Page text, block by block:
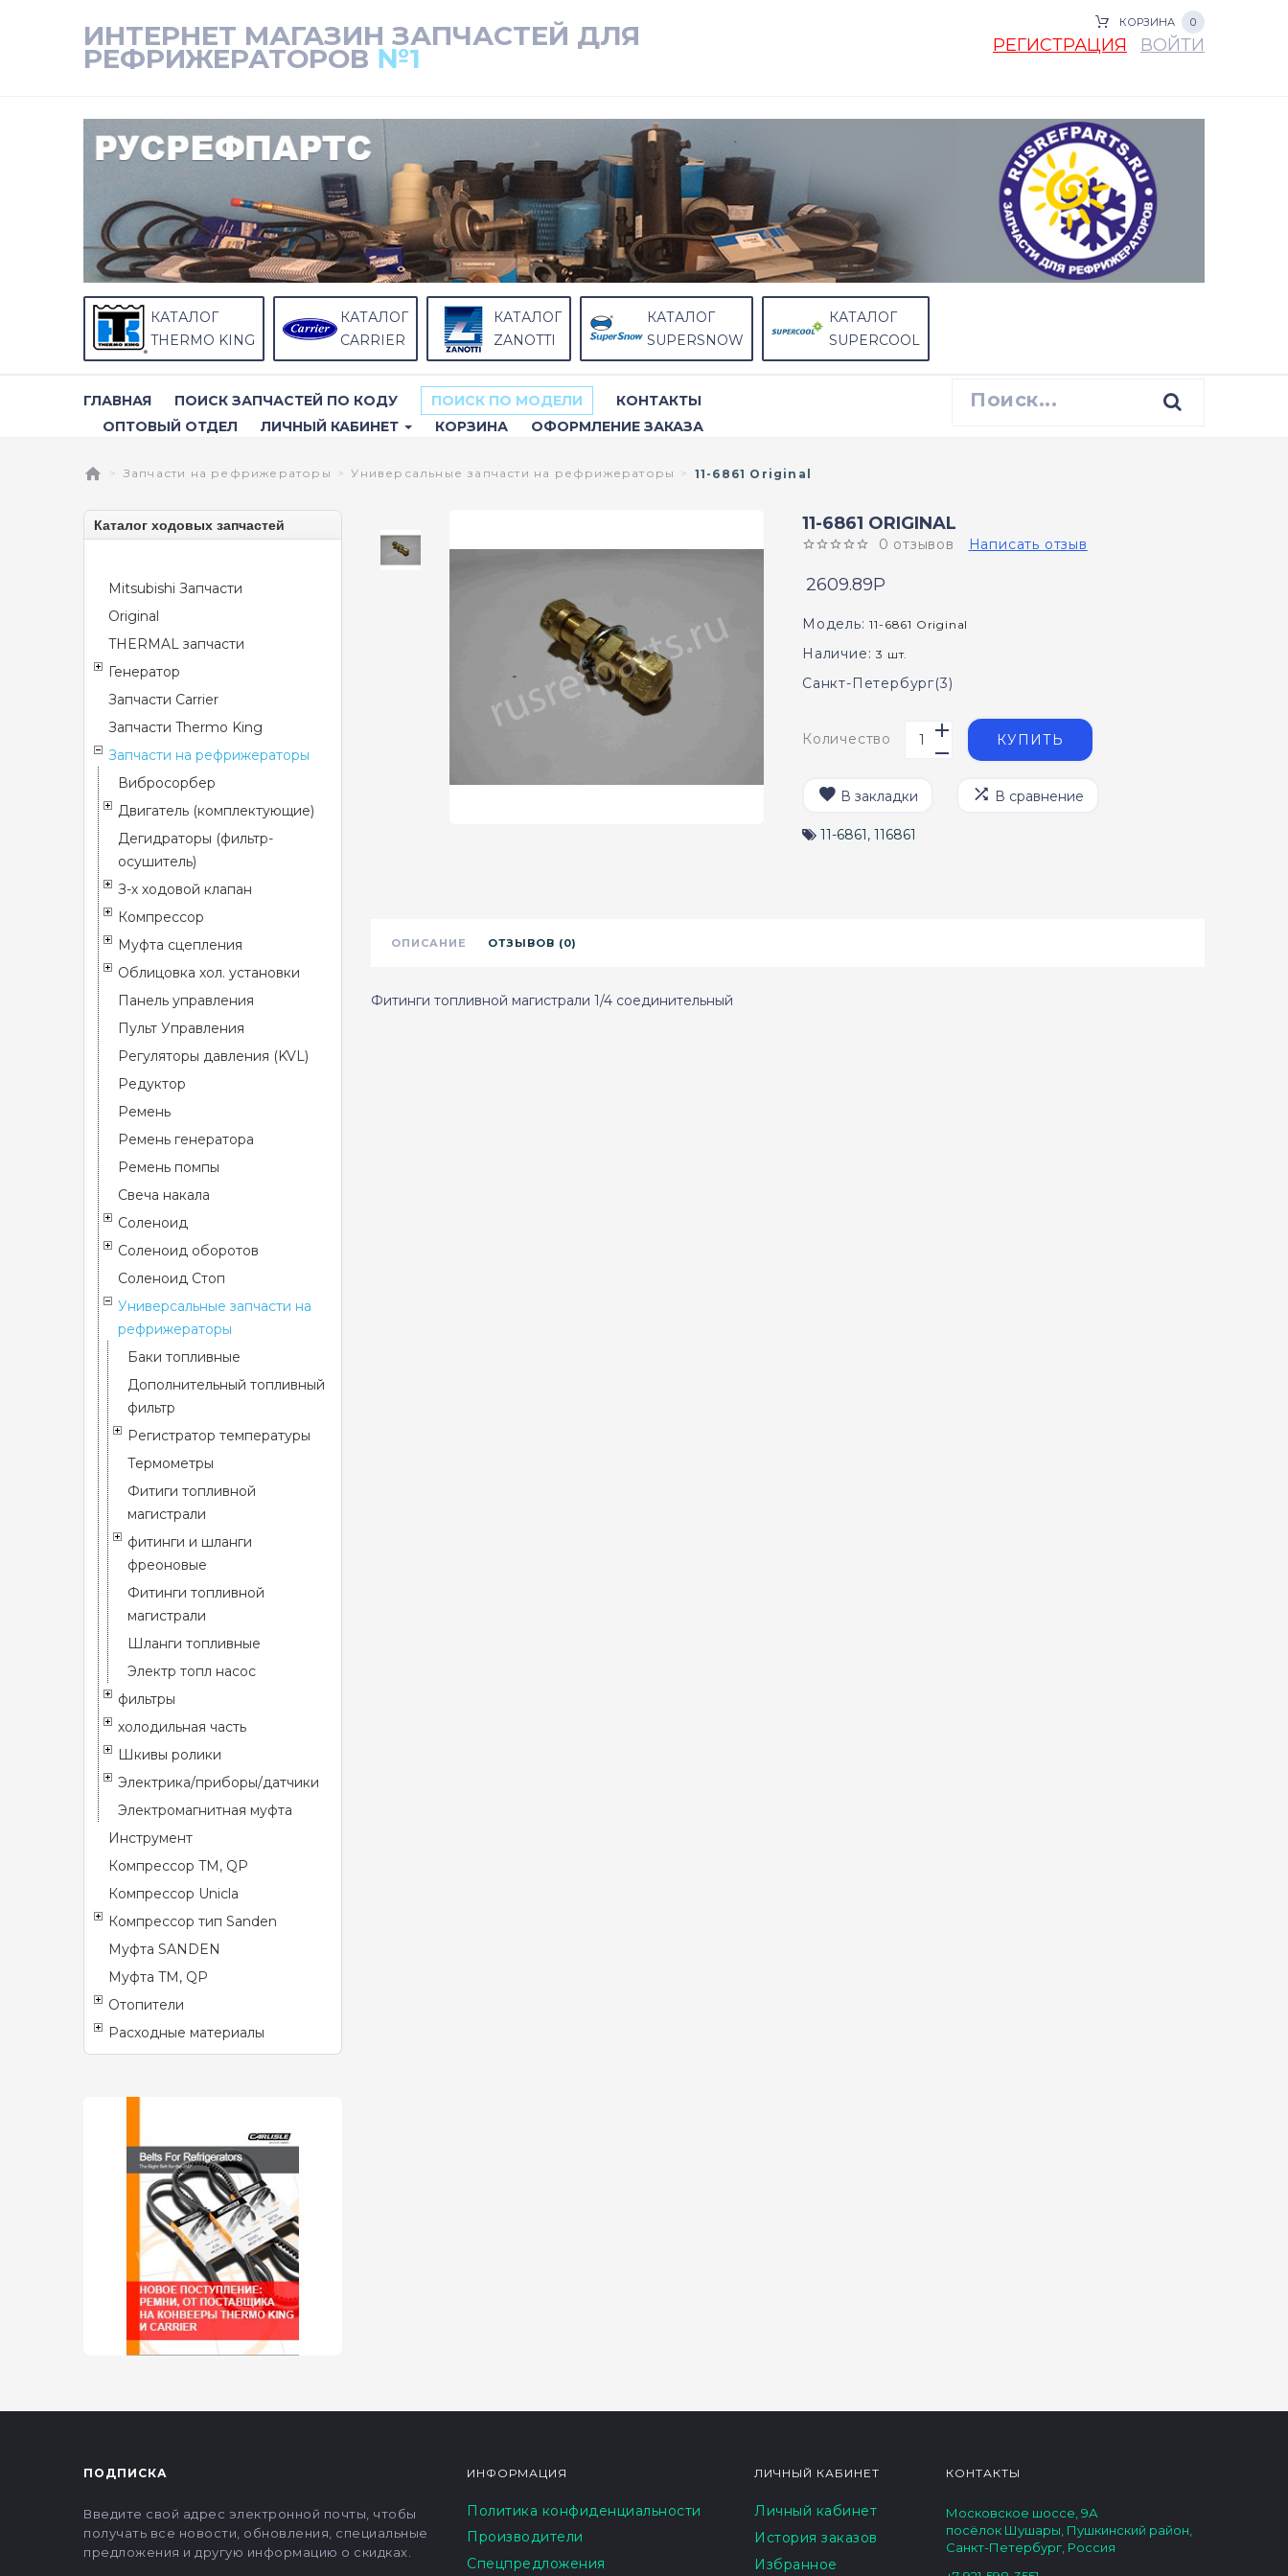
ИНТЕРНЕТ МАГАЗИН ЗАПЧАСТЕЙ ДЛЯ
РЕФРИЖЕРАТОРОВ №1
КОРЗИНА 0
РЕГИСТРАЦИЯ ВОЙТИ
КАТАЛОГ
THERMO KING
КАТАЛОГ
CARRIER
КАТАЛОГ
ZANOTTI
КАТАЛОГ
SUPERSNOW
КАТАЛОГ
SUPERCOOL
ГЛАВНАЯ ПОИСК ЗАПЧАСТЕЙ ПО КОДУ ПОИСК ПО МОДЕЛИ
КОНТАКТЫ
ОПТОВЫЙ ОТДЕЛ
ЛИЧНЫЙ КАБИНЕТ КОРЗИНА ОФОРМЛЕНИЕ ЗАКАЗА
Запчасти на рефрижераторы Универсальные запчасти на рефрижераторы 11-6861 Original
Каталог ходовых запчастей
Mitsubishi Запчасти
Original
THERMAL запчасти
Генератор
Запчасти Carrier
Запчасти Thermo King
Запчасти на рефрижераторы
Вибросорбер
Двигатель (комплектующие)
Дегидраторы (фильтр-
осушитель)
З-х ходовой клапан
Компрессор
Муфта сцепления
Облицовка хол. установки
Панель управления
Пульт Управления
Регуляторы давления (KVL)
Редуктор
Ремень
Ремень генератора
Ремень помпы
Свеча накала
Соленоид
Соленоид оборотов
Соленоид Стоп
Универсальные запчасти на
рефрижераторы
Баки топливные
Дополнительный топливный
фильтр
Регистратор температуры
Термометры
Фитиги топливной
магистрали
фитинги и шланги
фреоновые
Фитинги топливной
магистрали
Шланги топливные
Электр топл насос
фильтры
холодильная часть
Шкивы ролики
Электрика/приборы/датчики
Электромагнитная муфта
Инструмент
Компрессор TM, QP
Компрессор Unicla
Компрессор тип Sanden
Муфта SANDEN
Муфта TM, QP
Отопители
Расходные материалы
11-6861 ORIGINAL
0 отзывов Написать отзыв
2609.89P
Модель: 11-6861 Original
Наличие: 3 шт.
Санкт-Петербург(3)
Количество КУПИТЬ
В закладки В сравнение
11-6861, 116861
ОПИСАНИЕ ОТЗЫВОВ (0)
Фитинги топливной магистрали 1/4 соединительный
ПОДПИСКА
Введите свой адрес электронной почты, чтобы
получать все новости, обновления, специальные
предложения и другую информацию о скидках.
ИНФОРМАЦИЯ
Политика конфиденциальности
Производители
Спецпредложения
ЛИЧНЫЙ КАБИНЕТ
Личный кабинет
История заказов
Избранное
КОНТАКТЫ
Московское шоссе, 9А
посёлок Шушары, Пушкинский район,
Санкт-Петербург, Россия